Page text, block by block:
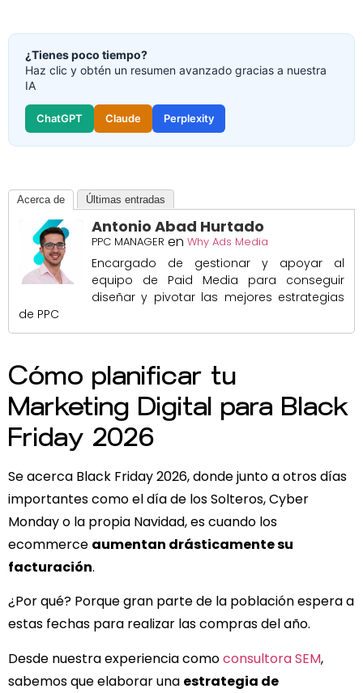
¿Tienes poco tiempo?
Haz clic y obtén un resumen avanzado gracias a nuestra
IA
ChatGPT Claude Perplexity
Acerca de Últimas entradas
Antonio Abad Hurtado
PPC MANAGER en Why Ads Media
Encargado de gestionar y apoyar al
equipo de Paid Media para conseguir
diseñar y pivotar las mejores estrategias
de PPC
Cómo planificar tu
Marketing Digital para Black
Friday 2026
Se acerca Black Friday 2026, donde junto a otros días
importantes como el día de los Solteros, Cyber
Monday o la propia Navidad, es cuando los
ecommerce aumentan drásticamente su
facturación.
¿Por qué? Porque gran parte de la población espera a
estas fechas para realizar las compras del año.
Desde nuestra experiencia comoconsultora SEM,
sabemos que elaborar una estrategia de